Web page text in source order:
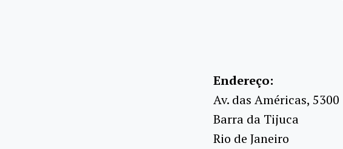
Endereço:
Av. das Américas, 5300
Barra da Tijuca
Rio de Janeiro